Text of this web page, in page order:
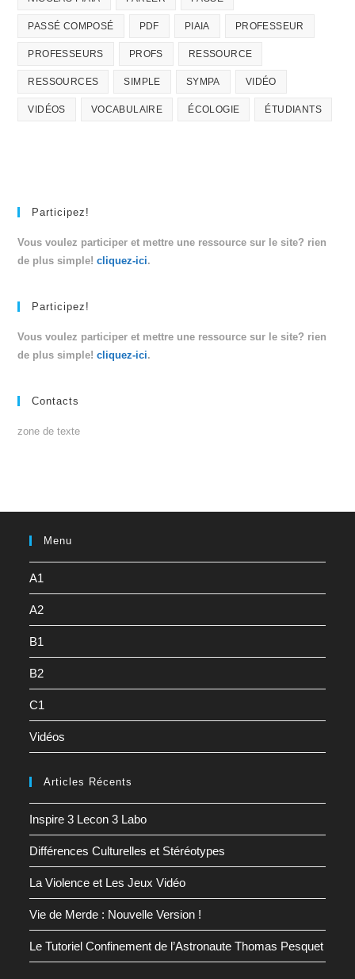
PASSÉ COMPOSÉ PDF PIAIA PROFESSEUR
PROFESSEURS PROFS RESSOURCE
RESSOURCES SIMPLE SYMPA VIDÉO
VIDÉOS VOCABULAIRE ÉCOLOGIE ÉTUDIANTS
Participez!
Vous voulez participer et mettre une ressource sur le site? rien
de plus simple!cliquez-ici.
Participez!
Vous voulez participer et mettre une ressource sur le site? rien
de plus simple!cliquez-ici.
Contacts
zone de texte
Menu
A1
A2
B1
B2
C1
Vidéos
Articles Récents
Inspire 3 Lecon 3 Labo
Différences Culturelles et Stéréotypes
La Violence et Les Jeux Vidéo
Vie de Merde : Nouvelle Version !
Le Tutoriel Confinement de l’Astronaute Thomas Pesquet